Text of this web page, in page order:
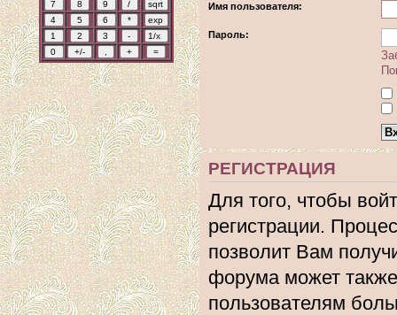
Имя пользователя:
Пароль:
РЕГИСТРАЦИЯ
Для того, чтобы
регистрации.
позволит Вам
форума может
пользователям